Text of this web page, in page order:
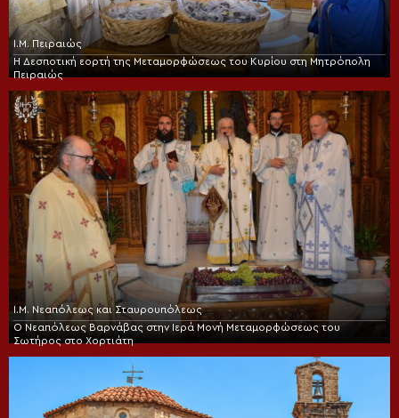
Ι.Μ. Πειραιώς
Η Δεσποτική εορτή της Μεταμορφώσεως του Κυρίου στη Μητρόπολη
Πειραιώς
Ι.Μ. Νεαπόλεως και Σταυρουπόλεως
Ο Νεαπόλεως Βαρνάβας στην Ιερά Μονή Μεταμορφώσεως του
Σωτήρος στο Χορτιάτη